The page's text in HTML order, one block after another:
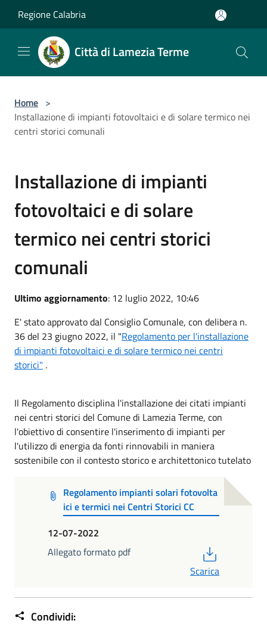
Regione Calabria
Città di Lamezia Terme
Home >
Installazione di impianti fotovoltaici e di solare termico nei
centri storici comunali
Installazione di impianti
fotovoltaici e di solare
termico nei centri storici
comunali
Ultimo aggiornamento: 12 luglio 2022, 10:46
E' stato approvato dal Consiglio Comunale, con delibera n.
36 del 23 giugno 2022, il "Regolamento per l'installazione
di impianti fotovoltaici e di solare termico nei centri
storici" .
Il Regolamento disciplina l'installazione dei citati impianti
nei centri storici del Comune di Lamezia Terme, con
l'obiettivo di consentire l'inserimento di impianti per
l'utilizzo di energia da fonti rinnovabili in maniera
sostenibile con il contesto storico e architettonico tutelato
Regolamento impianti solari fotovolta
ici e termici nei Centri Storici CC
12-07-2022
Allegato formato pdf
Scarica
Condividi: